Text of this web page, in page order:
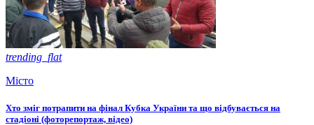
trending_flat
Місто
Хто зміг потрапити на фінал Кубка України та що відбувається на
стадіоні (фоторепортаж, відео)